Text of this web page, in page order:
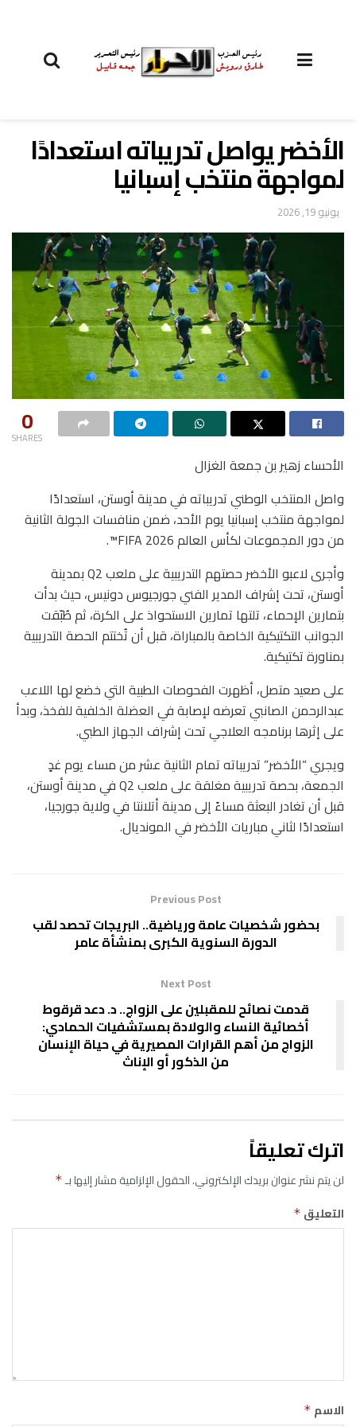
الأخضر يواصل تدريباته استعدادًا
لمواجهة منتخب إسبانيا
يونيو 19, 2026
0
SHARES
الأحساء زهير بن جمعة الغزال
واصل المنتخب الوطني تدريباته في مدينة أوستن، استعدادًا
لمواجهة منتخب إسبانيا يوم الأحد، ضمن منافسات الجولة الثانية
من دور المجموعات لكأس العالم FIFA 2026™️.
وأجرى لاعبو الأخضر حصتهم التدريبية على ملعب Q2 بمدينة
أوستن، تحت إشراف المدير الفني جورجيوس دونيس، حيث بدأت
بتمارين الإحماء، تلتها تمارين الاستحواذ على الكرة، ثم طُبّقت
الجوانب التكتيكية الخاصة بالمباراة، قبل أن تُختتم الحصة التدريبية
بمناورة تكتيكية.
على صعيد متصل، أظهرت الفحوصات الطبية التي خضع لها اللاعب
عبدالرحمن الصانبي تعرضه لإصابة في العضلة الخلفية للفخذ، وبدأ
على إثرها برنامجه العلاجي تحت إشراف الجهاز الطبي.
ويجري “الأخضر” تدريباته تمام الثانية عشر من مساء يوم غدٍ
الجمعة، بحصة تدريبية مغلقة على ملعب Q2 في مدينة أوستن،
قبل أن تغادر البعثة مساءً إلى مدينة أتلانتا في ولاية جورجيا،
استعدادًا لثاني مباريات الأخضر في المونديال.
Previous Post
بحضور شخصيات عامة ورياضية.. البريجات تحصد لقب
الدورة السنوية الكبرى بمنشأة عامر
Next Post
قدمت نصائح للمقبلين على الزواج.. د. دعد قرقوط
أخصائية النساء والولادة بمستشفيات الحمادي:
الزواج من أهم القرارات المصيرية في حياة الإنسان
من الذكور أو الإناث
اترك تعليقاً
لن يتم نشر عنوان بريدك الإلكتروني.الحقول الإلزامية مشار إليها بـ*
التعليق *
الاسم *